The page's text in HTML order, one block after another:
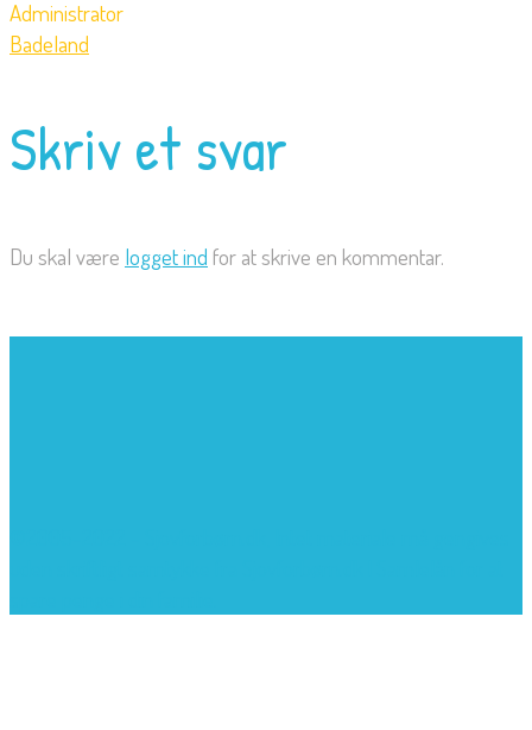
Administrator
Badeland
Skriv et svar
Du skal være logget ind for at skrive en kommentar.